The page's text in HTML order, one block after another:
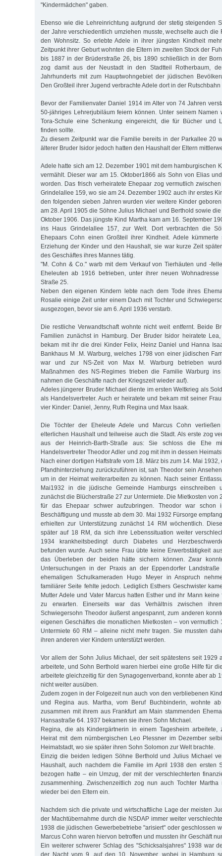
"Kindermädchen" gaben.
Ebenso wie die Lehreinrichtung aufgrund der stetig steigenden
der Jahre verschiedentlich umziehen musste, wechselte auch die
den Wohnsitz. So erlebte Adele in ihrer jüngsten Kindheit
Zeitpunkt ihrer Geburt wohnten die Eltern im zweiten Stock der
bis 1887 in der Brüderstraße 26, bis 1890 schließlich in der
zog damit aus der Neustadt in den Stadtteil Rotherbaum,
Jahrhunderts mit zum Hauptwohngebiet der jüdischen
Den Großteil ihrer Jugend verbrachte Adele dort in der Rutschbahn
Bevor der Familienvater Daniel 1914 im Alter von 74 Jahren
50-jähriges Lehrerjubiläum feiern können. Unter seinem Namen
Tora-Schule eine Schenkung eingereicht, die für Bücher und
finden sollte.
Zu diesem Zeitpunkt war die Familie bereits in der Parkallee 20
älterer Bruder Isidor jedoch hatten den Haushalt der Eltern
Adele hatte sich am 12. Dezember 1901 mit dem hamburgischen
vermählt. Dieser war am 15. Oktober1866 als Sohn von Elias
worden. Das frisch verheiratete Ehepaar zog vermutlich
Grindelallee 159, wo sie am 24. Dezember 1902 auch ihr erstes
den folgenden sieben Jahren wurden vier weitere Kinder
am 28. April 1905 die Söhne Julius Michael und Berthold sowie
Oktober 1906. Das jüngste Kind Martha kam am 16. September
ins Haus Grindelallee 157, zur Welt. Dort verbrachten die
Ehepaars Cohn einen Großteil ihrer Kindheit. Adele
Erziehung der Kinder und den Haushalt, sie war kurze Zeit
des Geschäftes ihres Mannes tätig.
"M. Cohn & Co." warb mit dem Verkauf von Tierhäuten und -
Eheleuten ab 1916 betrieben, unter ihrer neuen
Straße 25.
Neben den eigenen Kindern lebte nach dem Tode ihres
Rosalie einige Zeit unter einem Dach mit Tochter und
ausgezogen, bevor sie am 6. April 1936 verstarb.
Die restliche Verwandtschaft wohnte nicht weit entfernt. Beide
Familien zunächst in Hamburg. Der Bruder Isidor heiratete
bekam mit ihr die drei Kinder Felix, Heinz Daniel und Hanna
Bankhaus M .M. Warburg, welches 1798 von einer jüdischen
war und zur NS-Zeit von Max M. Warburg betrieben
Maßnahmen des NS-Regimes trieben die Familie Warburg
nahmen die Geschäfte nach der Kriegszeit wieder auf).
Adeles jüngerer Bruder Michael diente im ersten Weltkrieg als
als Handelsvertreter. Auch er heiratete und bekam mit seiner
vier Kinder: Daniel, Jenny, Ruth Regina und Max Isaak.
Die Töchter der Eheleute Adele und Marcus Cohn
elterlichen Haushalt und teilweise auch die Stadt. Als erste zog
aus der Heinrich-Barth-Straße aus: Sie schloss die Ehe
Handelsvertreter Theodor Adler und zog mit ihm in dessen
Nach einer dortigen Haftstrafe vom 18. März bis zum 14. Mai
Pfandhinterziehung zurückzuführen ist, sah Theodor sein
um in der Heimat weiterarbeiten zu können. Nach seiner
Mai1932 in die jüdische Gemeinde Hamburgs einschreiben
zunächst die Blücherstraße 27 zur Untermiete. Die Mietkosten von
für das Ehepaar schwer aufzubringen. Theodor war schon
Beschäftigung und musste ab dem 30. Mai 1932 Fürsorge
erhielten zur Unterstützung zunächst 14 RM wöchentlich.
später auf 18 RM, da sich ihre Lebenssituation weiter
1934 krankheitsbedingt durch Diabetes und
befunden wurde. Auch seine Frau übte keine Erwerbstätigkeit
das Überleben der beiden hätte sichern können. Zwar
Untersuchungen in der Praxis an der Eppendorfer
ehemaligen Schulkameraden Hugo Meyer in Anspruch
familiärer Seite fehlte jedoch. Lediglich Esthers Geschwister
Mutter Adele und Vater Marcus hatten Esther und ihr Mann
zu erwarten. Einerseits war das Verhältnis zwischen
Schwiegersohn Theodor äußerst angespannt, zum anderen
eigenen Geschäftes die monatlichen Mietkosten – von vermutlich
Untermiete 60 RM – alleine nicht mehr tragen. Sie mussten
ihren anderen vier Kindern unterstützt werden.
Vor allem der Sohn Julius Michael, der seit spätestens seit 1929
arbeitete, und Sohn Berthold waren hierbei eine große Hilfe für
arbeitete gleichzeitig für den Synagogenverband, konnte aber ab
nicht weiter ausüben.
Zudem zogen in der Folgezeit nun auch von den verbliebenen
und Regina aus. Martha, vom Beruf Buchbinderin, wohnte
zusammen mit ihrem aus Frankfurt am Main stammenden
Hansastraße 64. 1937 bekamen sie ihren Sohn Michael.
Regina, die als Kindergärtnerin in einem Tagesheim arbeitete,
Heirat mit dem nürnbergischen Leo Plessner im Dezember
Heimatstadt, wo sie später ihren Sohn Solomon zur Welt brachte.
Einzig die beiden ledigen Söhne Berthold und Julius Michael
Haushalt, auch nachdem die Familie im April 1938 den ersten
bezogen hatte – ein Umzug, der mit der verschlechterten
zusammenhing. Zwischenzeitlich zog nun auch Tochter
wieder bei den Eltern ein.
Nachdem sich die private und wirtschaftliche Lage der meisten
der Machtübernahme durch die NSDAP immer weiter
1938 die jüdischen Gewerbebetriebe "arisiert" oder geschlossen
Marcus Cohn waren hiervon betroffen und mussten ihr Geschäft
Ein weiterer schwerer Schlag des "Schicksalsjahres" 1938 war
der Nacht vom 9. auf den 10. November, wobei in Hamburg